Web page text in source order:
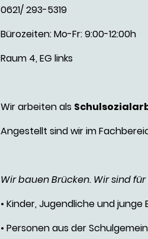
0621/ 293-5319
Bürozeiten: Mo-Fr: 9:00-12:00h
Raum 4, EG links
Wir arbeiten als
Angestellt sind wir im
Wir bauen Brücken. Wir sind
• Kinder, Jugendliche und
• Personen aus der